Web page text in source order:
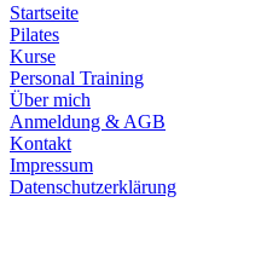
Startseite
Pilates
Kurse
Personal Training
Über mich
Anmeldung & AGB
Kontakt
Impressum
Datenschutzerklärung